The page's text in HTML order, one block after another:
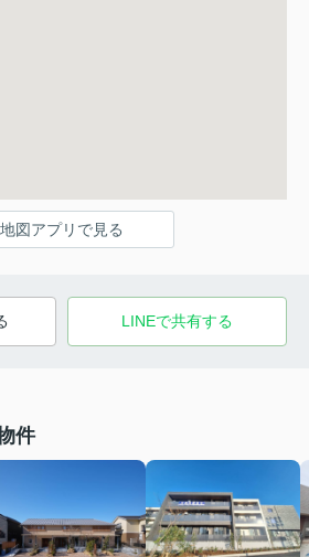
地図アプリで見る
LINEで共有する
件